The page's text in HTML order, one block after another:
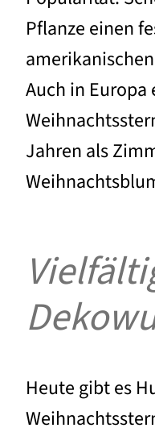
Pflanze einen
Auch in
Jahren als
Heute gibt es